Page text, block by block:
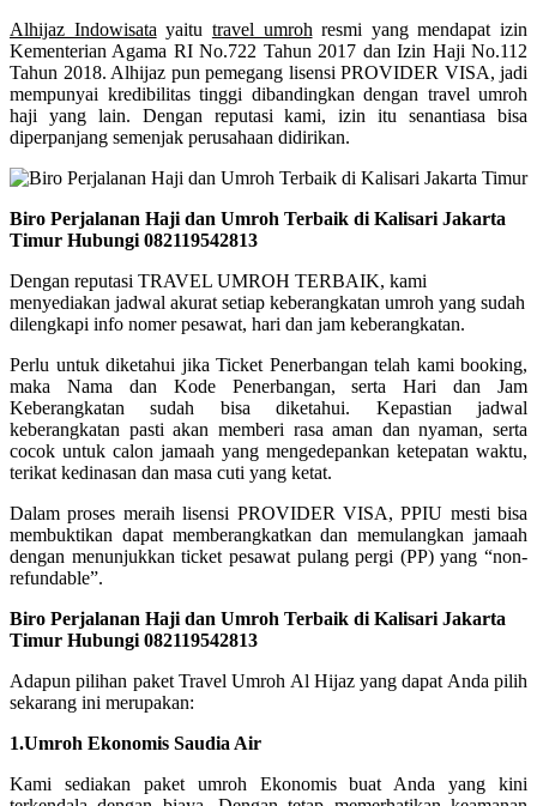
Alhijaz Indowisata yaitu travel umroh resmi yang mendapat izin
Kementerian Agama RI No.722 Tahun 2017 dan Izin Haji No.112
Tahun 2018. Alhijaz pun pemegang lisensi PROVIDER VISA, jadi
mempunyai kredibilitas tinggi dibandingkan dengan travel umroh
haji yang lain. Dengan reputasi kami, izin itu senantiasa bisa
diperpanjang semenjak perusahaan didirikan.
Biro Perjalanan Haji dan Umroh Terbaik di Kalisari Jakarta
Timur Hubungi 082119542813
Dengan reputasi TRAVEL UMROH TERBAIK, kami
menyediakan jadwal akurat setiap keberangkatan umroh yang sudah
dilengkapi info nomer pesawat, hari dan jam keberangkatan.
Perlu untuk diketahui jika Ticket Penerbangan telah kami booking,
maka Nama dan Kode Penerbangan, serta Hari dan Jam
Keberangkatan sudah bisa diketahui. Kepastian jadwal
keberangkatan pasti akan memberi rasa aman dan nyaman, serta
cocok untuk calon jamaah yang mengedepankan ketepatan waktu,
terikat kedinasan dan masa cuti yang ketat.
Dalam proses meraih lisensi PROVIDER VISA, PPIU mesti bisa
membuktikan dapat memberangkatkan dan memulangkan jamaah
dengan menunjukkan ticket pesawat pulang pergi (PP) yang “non-
refundable”.
Biro Perjalanan Haji dan Umroh Terbaik di Kalisari Jakarta
Timur Hubungi 082119542813
Adapun pilihan paket Travel Umroh Al Hijaz yang dapat Anda pilih
sekarang ini merupakan:
1.Umroh Ekonomis Saudia Air
Kami sediakan paket umroh Ekonomis buat Anda yang kini